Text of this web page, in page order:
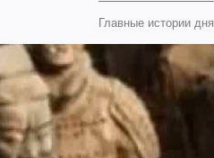
Главные истории дня